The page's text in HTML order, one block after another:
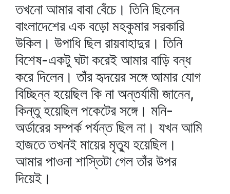
তখনো আমার বাবা বেঁচে। তিনি ছিলেন
বাংলাদেশের এক বড়ো মহকুমার সরকারি
উকিল। উপাধি ছিল রায়বাহাদুর। তিনি
বিশেষ-একটু ঘটা করেই আমার বাড়ি বন্ধ
করে দিলেন। তাঁর হৃদয়ের সঙ্গে আমার যোগ
বিচ্ছিন্ন হয়েছিল কি না অন্তর্যামী জানেন,
কিন্তু হয়েছিল পকেটের সঙ্গে। মনি-
অর্ডারের সম্পর্ক পর্যন্ত ছিল না। যখন আমি
হাজতে তখনই মায়ের মৃত্যু হয়েছিল।
আমার পাওনা শাস্তিটা গেল তাঁর উপর
দিয়েই।